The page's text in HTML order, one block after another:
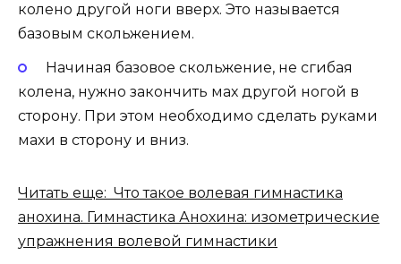
колено другой ноги вверх. Это называется
базовым скольжением.
Начиная базовое скольжение, не сгибая
колена, нужно закончить мах другой ногой в
сторону. При этом необходимо сделать руками
махи в сторону и вниз.
Читать еще: Что такое волевая гимнастика
анохина. Гимнастика Анохина: изометрические
упражнения волевой гимнастики